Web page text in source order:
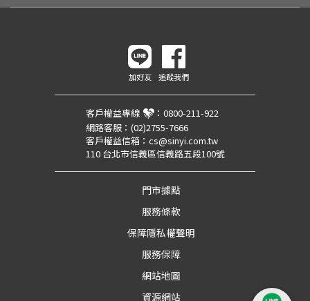
加好友 追蹤我們
客戶權益專線 ： 0800-211-922
網路客服： (02)2755-7666
客戶權益信箱： cs@sinyi.com.tw
110 台北市信義區信義路五段100號
門市據點
服務條款
保障隱私權聲明
服務保障
網站地圖
資源網站